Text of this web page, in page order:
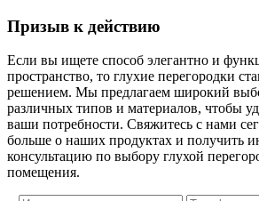
Призыв к действию
Если вы ищете способ элегантно и
пространство, то глухие перегородки
решением. Мы предлагаем широкий
различных типов и материалов, чтобы
ваши потребности. Свяжитесь с нами
больше о наших продуктах и получить
консультацию по выбору глухой
помещения.